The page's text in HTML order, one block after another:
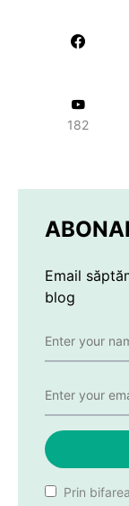
182
Email
blog
Prin